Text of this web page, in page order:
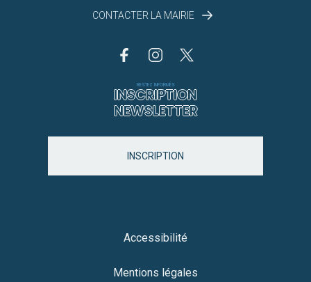
CONTACTER LA MAIRIE
RESTEZ INFORMÉS
INSCRIPTION
NEWSLETTER
INSCRIPTION
Accessibilité
Mentions légales